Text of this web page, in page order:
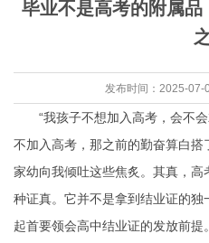
毕业不是高考的附属
之
发布时间：2025-
“我孩子不想加入高考，会不会
不加入高考，那之前的勤奋算白搭
家幼向我倾吐这些焦炙。其真，
种证真。它并不是拿到结业证的
起首要领会高中结业证的发放前